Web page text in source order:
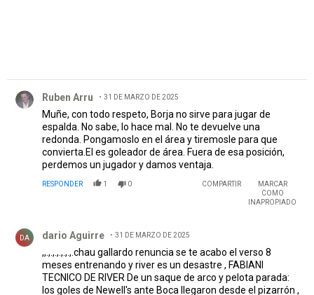
Ruben Arru 31 DE MARZO DE 2025
Muñe, con todo respeto, Borja no sirve para jugar de
espalda. No sabe, lo hace mal. No te devuelve una
redonda. Pongamoslo en el área y tiremosle para que
convierta.El es goleador de área. Fuera de esa posición,
perdemos un jugador y damos ventaja.
RESPONDER 1 0 COMPARTIR
MARCAR
COMO
INAPROPIADO
DA dario Aguirre 31 DE MARZO DE 2025
,,.,.,.,.,.,.,.chau gallardo renuncia se te acabo el verso 8
meses entrenando y river es un desastre , FABIANI
TECNICO DE RIVER De un saque de arco y pelota parada:
los goles de Newell's ante Boca llegaron desde el pizarrón ,